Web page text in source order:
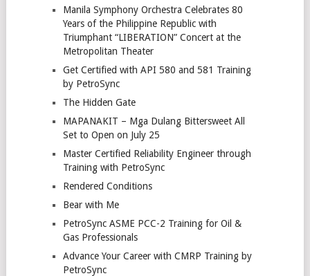
Manila Symphony Orchestra Celebrates 80
Years of the Philippine Republic with
Triumphant “LIBERATION” Concert at the
Metropolitan Theater
Get Certified with API 580 and 581 Training
by PetroSync
The Hidden Gate
MAPANAKIT – Mga Dulang Bittersweet All
Set to Open on July 25
Master Certified Reliability Engineer through
Training with PetroSync
Rendered Conditions
Bear with Me
PetroSync ASME PCC-2 Training for Oil &
Gas Professionals
Advance Your Career with CMRP Training by
PetroSync